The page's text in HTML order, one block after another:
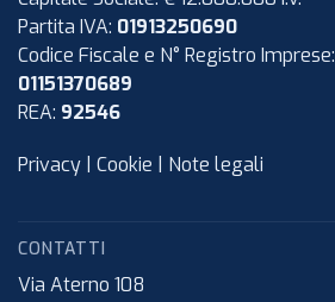
Partita IVA: 01913250690
Codice Fiscale e N° Registro Imprese:
01151370689
REA: 92546
Privacy Cookie Note legali
CONTATTI
Via Aterno 108